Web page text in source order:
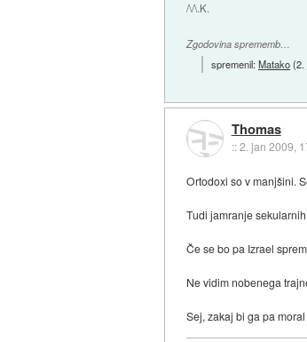
/\/\.K.
Zgodovina sprememb…
spremenil:Matako(2.
Thomas
::2. jan 2009,
Ortodoxi so v manjšini.
Tudi jamranje
Če se bo pa Izrael
Ne vidim nobenega
Sej, zakaj bi ga pa